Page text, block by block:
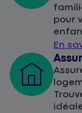
pour
En